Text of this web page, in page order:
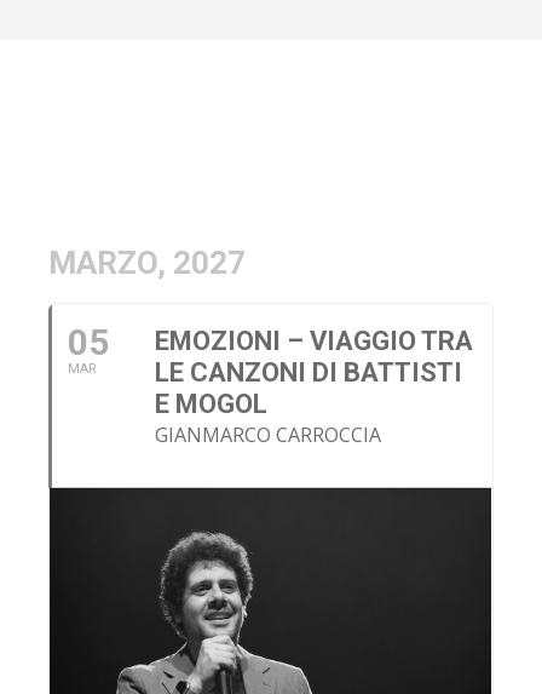
MARZO, 2027
05
MAR
EMOZIONI – VIAGGIO TRA
LE CANZONI DI BATTISTI
E MOGOL
GIANMARCO CARROCCIA